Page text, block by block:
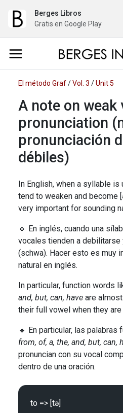
Berges Libros
Gratis en Google Play
El método Graf/Vol. 3 /Unit 5
A note on weak
pronunciation
pronunciación
débiles)
In English, when a syllable
tend to weaken and become
very important for sounding
🔹 En inglés, cuando una
vocales tienden a debilitarse
(schwa). Hacer esto es muy
natural en inglés.
In particular, function words
and, but, can, have are
their full vowel when they
🔹 En particular, las palabras
from, of, a, the, and, but, can,
pronuncian con su vocal
dentro de una oración.
to => [tə]